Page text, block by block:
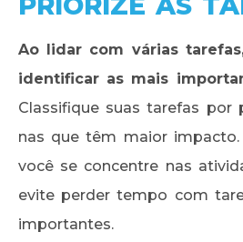
Ao lidar com várias
identificar as mais
Classifique suas tarefas por
nas que têm maior
você se concentre nas
evite perder tempo com
importantes.